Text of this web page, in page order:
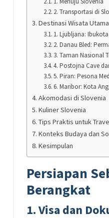
2. Transportasi di
Destinasi Wisata
1. Ljubljana:
2. Danau Bled:
3. Taman Nasional
4. Postojna Cave
5. Piran: Pesona
6. Maribor: Kota
Akomodasi di Slovenia
Kuliner Slovenia
Tips Praktis untuk
Konteks Budaya dan
Kesimpulan
Persiapan
Berangkat
1. Visa dan